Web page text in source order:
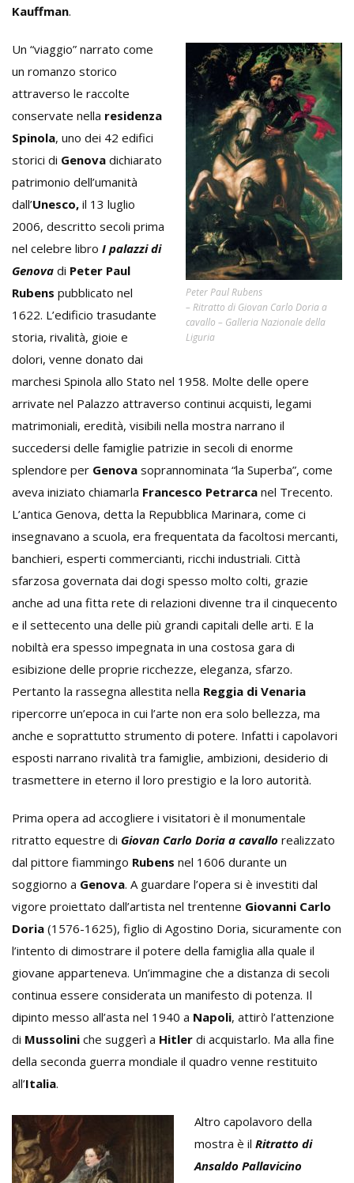
Kauffman.
Peter Paul Rubens
– Ritratto di Giovan Carlo Doria a
cavallo – Galleria Nazionale della
Liguria
Un “viaggio” narrato come
un romanzo storico
attraverso le raccolte
conservate nella residenza
Spinola, uno dei 42 edifici
storici di Genova dichiarato
patrimonio dell’umanità
dall’Unesco, il 13 luglio
2006, descritto secoli prima
nel celebre libro I palazzi di
Genova di Peter Paul
Rubens pubblicato nel
1622. L’edificio trasudante
storia, rivalità, gioie e
dolori, venne donato dai
marchesi Spinola allo Stato nel 1958. Molte delle opere
arrivate nel Palazzo attraverso continui acquisti, legami
matrimoniali, eredità, visibili nella mostra narrano il
succedersi delle famiglie patrizie in secoli di enorme
splendore per Genova soprannominata “la Superba”, come
aveva iniziato chiamarla Francesco Petrarca nel Trecento.
L’antica Genova, detta la Repubblica Marinara, come ci
insegnavano a scuola, era frequentata da facoltosi mercanti,
banchieri, esperti commercianti, ricchi industriali. Città
sfarzosa governata dai dogi spesso molto colti, grazie
anche ad una fitta rete di relazioni divenne tra il cinquecento
e il settecento una delle più grandi capitali delle arti. E la
nobiltà era spesso impegnata in una costosa gara di
esibizione delle proprie ricchezze, eleganza, sfarzo.
Pertanto la rassegna allestita nella Reggia di Venaria
ripercorre un’epoca in cui l’arte non era solo bellezza, ma
anche e soprattutto strumento di potere. Infatti i capolavori
esposti narrano rivalità tra famiglie, ambizioni, desiderio di
trasmettere in eterno il loro prestigio e la loro autorità.
Prima opera ad accogliere i visitatori è il monumentale
ritratto equestre di Giovan Carlo Doria a cavallo realizzato
dal pittore fiammingo Rubens nel 1606 durante un
soggiorno a Genova. A guardare l’opera si è investiti dal
vigore proiettato dall’artista nel trentenne Giovanni Carlo
Doria (1576-1625), figlio di Agostino Doria, sicuramente con
l’intento di dimostrare il potere della famiglia alla quale il
giovane apparteneva. Un’immagine che a distanza di secoli
continua essere considerata un manifesto di potenza. Il
dipinto messo all’asta nel 1940 a Napoli, attirò l’attenzione
di Mussolini che suggerì a Hitler di acquistarlo. Ma alla fine
della seconda guerra mondiale il quadro venne restituito
all’Italia.
Altro capolavoro della
mostra è ilRitratto di
Ansaldo Pallavicino